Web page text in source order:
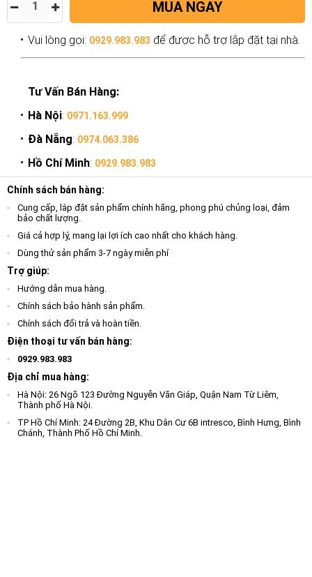
MUA NGAY
Vui lòng gọi: 0929.983.983 để được hỗ trợ lắp đặt tại nhà.
Tư Vấn Bán Hàng:
Hà Nội: 0971.163.999
Đà Nẵng: 0974.063.386
Hồ Chí Minh: 0929.983.983
Chính sách bán hàng:
Cung cấp, lắp đặt sản phẩm chính hãng, phong phú chủng loại, đảm
bảo chất lượng.
Giá cả hợp lý, mang lại lợi ích cao nhất cho khách hàng.
Dùng thử sản phẩm 3-7 ngày miễn phí
Trợ giúp:
Hướng dẫn mua hàng.
Chính sách bảo hành sản phẩm.
Chính sách đổi trả và hoàn tiền.
Điện thoại tư vấn bán hàng:
0929.983.983
Địa chỉ mua hàng:
Hà Nội: 26 Ngõ 123 Đường Nguyễn Văn Giáp, Quận Nam Từ Liêm,
Thành phố Hà Nội.
TP Hồ Chí Minh: 24 Đường 2B, Khu Dân Cư 6B intresco, Bình Hưng, Bình
Chánh, Thành Phố Hồ Chí Minh.